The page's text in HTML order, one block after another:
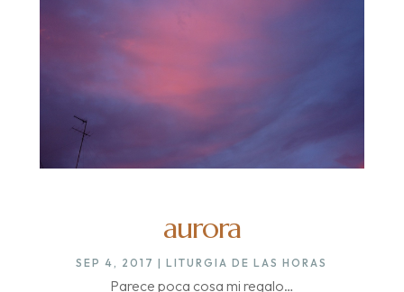
aurora
SEP 4, 2017 |LITURGIA DE LAS HORAS
Parece poca cosa mi regalo…